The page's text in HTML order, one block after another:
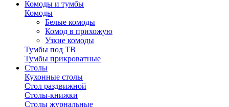
Комоды и тумбы
Комоды
Белые комоды
Комод в прихожую
Узкие комоды
Тумбы под ТВ
Тумбы прикроватные
Столы
Кухонные столы
Стол раздвижной
Столы-книжки
Столы журнальные